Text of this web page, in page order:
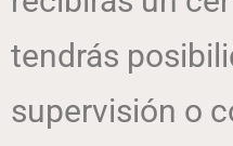
tendrás
supervisión o